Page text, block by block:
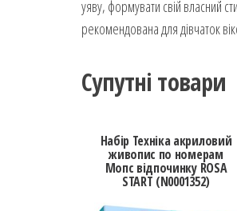
уяву, формувати свій власний
рекомендована для дівчаток
Супутні товари
Набір Техніка акриловий
живопис по номерам
Мопс відпочинку ROSA
START (N0001352)